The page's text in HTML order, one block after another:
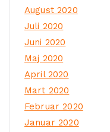
August 2020
Juli 2020
Juni 2020
Maj 2020
April 2020
Mart 2020
Februar 2020
Januar 2020